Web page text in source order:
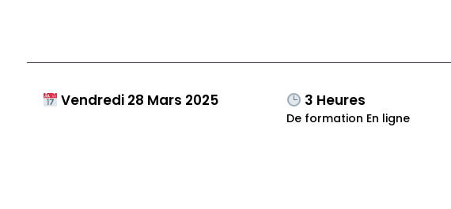
Vendredi 28 Mars 2025 3 Heures
De formation En ligne